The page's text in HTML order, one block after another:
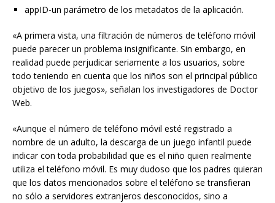
appID-un parámetro de los metadatos de la aplicación.
«A primera vista, una filtración de números de teléfono móvil
puede parecer un problema insignificante. Sin embargo, en
realidad puede perjudicar seriamente a los usuarios, sobre
todo teniendo en cuenta que los niños son el principal público
objetivo de los juegos», señalan los investigadores de Doctor
Web.
«Aunque el número de teléfono móvil esté registrado a
nombre de un adulto, la descarga de un juego infantil puede
indicar con toda probabilidad que es el niño quien realmente
utiliza el teléfono móvil. Es muy dudoso que los padres quieran
que los datos mencionados sobre el teléfono se transfieran
no sólo a servidores extranjeros desconocidos, sino a